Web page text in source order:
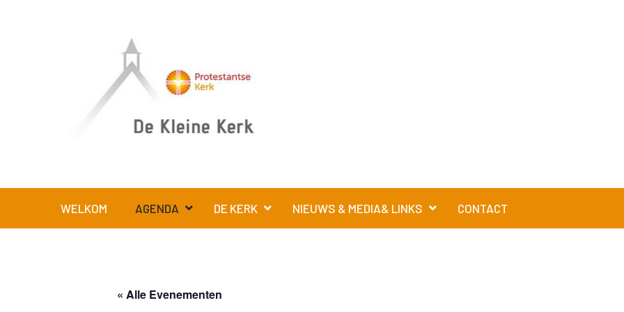
WELKOM AGENDA DE KERK NIEUWS & MEDIA& LINKS CONTACT
« Alle Evenementen